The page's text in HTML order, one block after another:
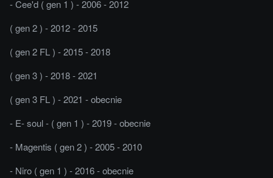
- Cee'd ( gen 1 ) - 2006 - 2012
( gen 2 ) - 2012 - 2015
( gen 2 FL ) - 2015 - 2018
( gen 3 ) - 2018 - 2021
( gen 3 FL ) - 2021 - obecnie
- E- soul - ( gen 1 ) - 2019 - obecnie
- Magentis ( gen 2 ) - 2005 - 2010
- Niro ( gen 1 ) - 2016 - obecnie